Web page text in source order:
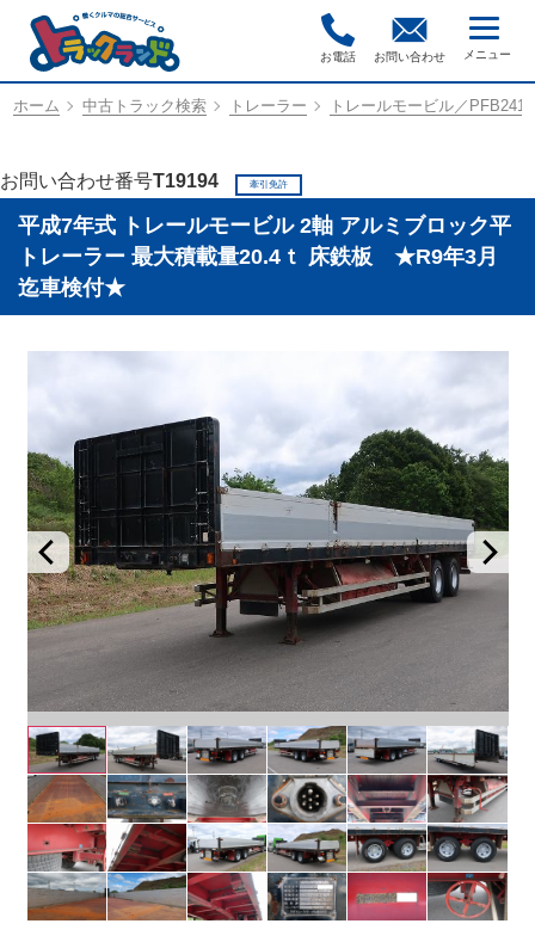
お電話 お問い合わせ
ホーム 中古トラック検索 トレーラー トレールモービル／
お問い合わせ番号T19194 牽引免許
平成7年式 トレールモービル 2軸 アルミブロック平
トレーラー 最大積載量20.4ｔ 床鉄板 ★R9年3月
迄車検付★